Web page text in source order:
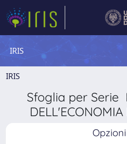
IRIS
IRIS
Sfoglia per Serie
Opzioni